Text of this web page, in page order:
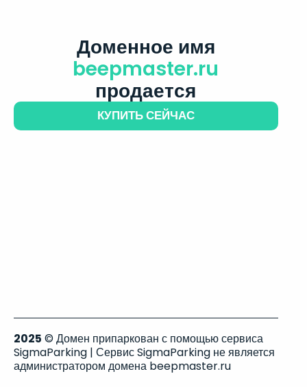
Доменное имя
beepmaster.ru
продается
КУПИТЬ СЕЙЧАС
2025 © Домен припаркован с помощью сервиса
SigmaParking | Сервис SigmaParking не является
администратором домена beepmaster.ru